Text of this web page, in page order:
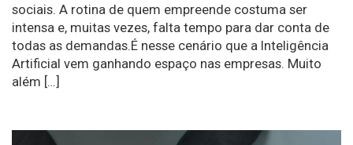
sociais. A rotina de quem empreende costuma ser
intensa e, muitas vezes, falta tempo para dar conta de
todas as demandas.É nesse cenário que a Inteligência
Artificial vem ganhando espaço nas empresas. Muito
além […]